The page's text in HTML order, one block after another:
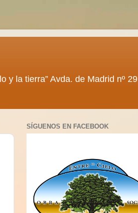
y la tierra” Avda. de Madrid nº 29
SÍGUENOS EN FACEBOOK